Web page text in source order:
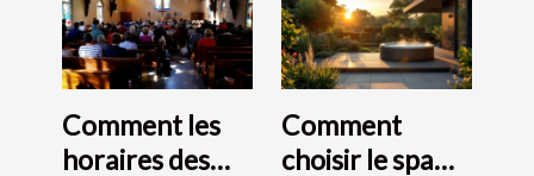
Comment les
horaires des
Comment
choisir le spa